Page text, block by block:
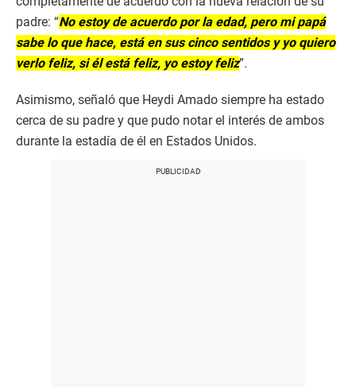
padre: “No estoy de acuerdo por la edad, pero mi papá
sabe lo que hace, está en sus cinco sentidos y yo quiero
verlo feliz, si él está feliz, yo estoy feliz”.
Asimismo, señaló que Heydi Amado siempre ha estado
cerca de su padre y que pudo notar el interés de ambos
durante la estadía de él en Estados Unidos.